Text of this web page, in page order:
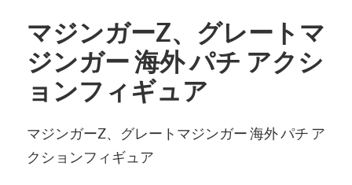
マジンガーZ、グレートマ
ジンガー 海外 パチ アクシ
ョンフィギュア
マジンガーZ、グレートマジンガー 海外 パチ ア
クションフィギュア